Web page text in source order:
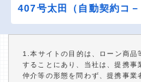
407号太田（自動契約コ－
1.本サイトの目的は、ローン商品
することにあり、当社は、提携事
仲介等の形態を問わず、提携事